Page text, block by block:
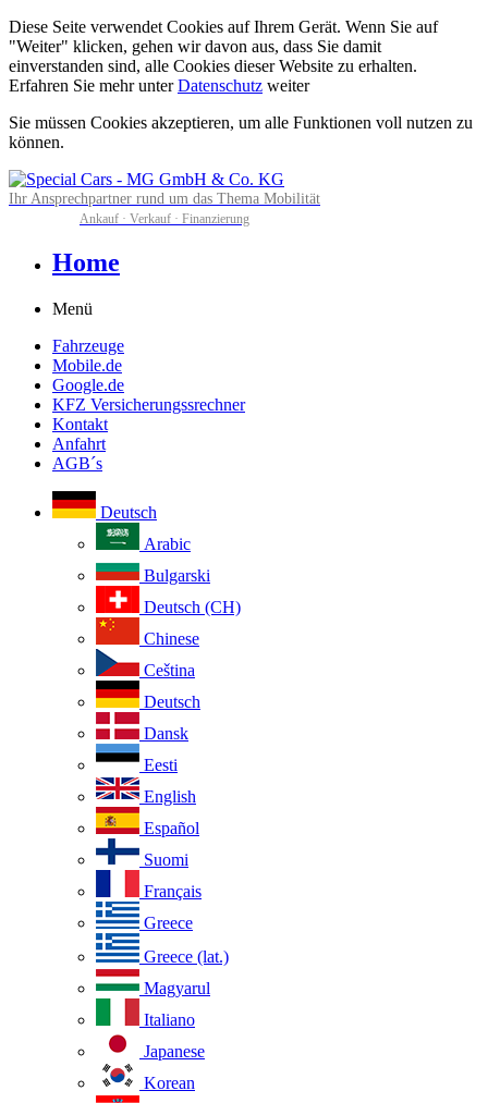
Diese Seite verwendet Cookies auf Ihrem Gerät. Wenn Sie auf
"Weiter" klicken, gehen wir davon aus, dass Sie damit
einverstanden sind, alle Cookies dieser Website zu erhalten.
Erfahren Sie mehr unterDatenschutz weiter
Sie müssen Cookies akzeptieren, um alle Funktionen voll nutzen zu
können.
Ihr Ansprechpartner rund um das Thema Mobilität
Ankauf · Verkauf · Finanzierung
Home
Menü
Fahrzeuge
Mobile.de
Google.de
KFZ Versicherungssrechner
Kontakt
Anfahrt
AGB´s
Deutsch
Arabic
Bulgarski
Deutsch (CH)
Chinese
Ceština
Deutsch
Dansk
Eesti
English
Español
Suomi
Français
Greece
Greece (lat.)
Magyarul
Italiano
Japanese
Korean